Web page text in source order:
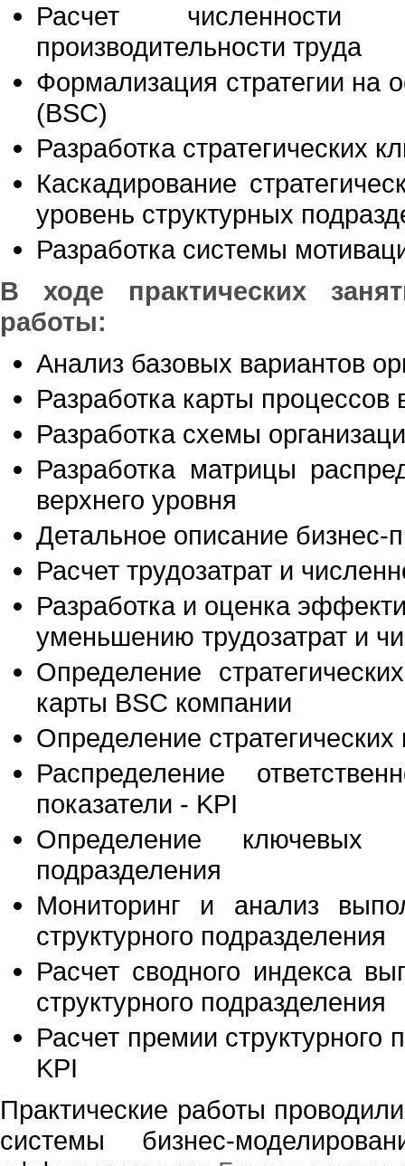
Расчет
производительности труда
Формализация стратегии на
(BSC)
Разработка стратегических
Каскадирование
уровень структурных
Разработка системы
В ходе практических
работы:
Анализ базовых вариантов
Разработка карты процессов
Разработка схемы
Разработка матрицы
верхнего уровня
Детальное описание бизнес-
Расчет трудозатрат и
Разработка и оценка
уменьшению трудозатрат и
Определение
карты BSC компании
Определение
Распределение
показатели - KPI
Определение ключевых
подразделения
Мониторинг и анализ
структурного подразделения
Расчет сводного индекса
структурного подразделения
Расчет премии структурного
KPI
Практические работы
системы бизнес-